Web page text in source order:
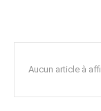
Aucun article à